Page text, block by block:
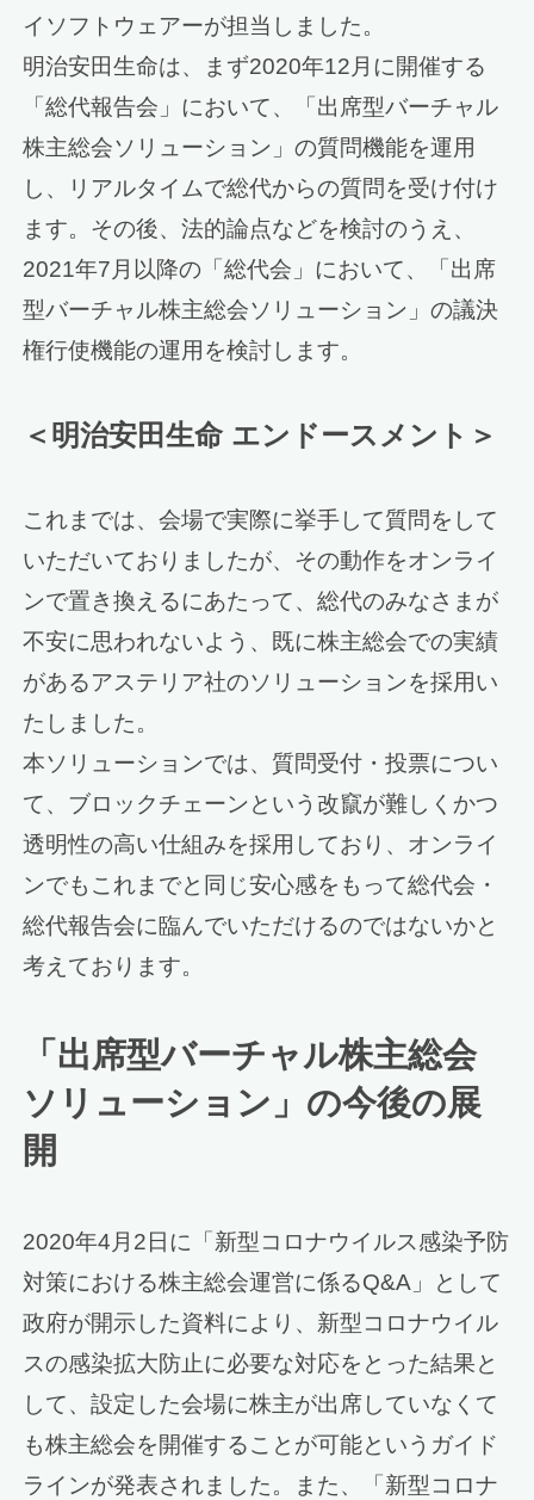
イソフトウェアーが担当しました。
明治安田生命は、まず2020年12月に開催する
「総代報告会」において、「出席型バーチャル
株主総会ソリューション」の質問機能を運用
し、リアルタイムで総代からの質問を受け付け
ます。その後、法的論点などを検討のうえ、
2021年7月以降の「総代会」において、「出席
型バーチャル株主総会ソリューション」の議決
権行使機能の運用を検討します。
＜明治安田生命 エンドースメント＞
これまでは、会場で実際に挙手して質問をして
いただいておりましたが、その動作をオンライ
ンで置き換えるにあたって、総代のみなさまが
不安に思われないよう、既に株主総会での実績
があるアステリア社のソリューションを採用い
たしました。
本ソリューションでは、質問受付・投票につい
て、ブロックチェーンという改竄が難しくかつ
透明性の高い仕組みを採用しており、オンライ
ンでもこれまでと同じ安心感をもって総代会・
総代報告会に臨んでいただけるのではないかと
考えております。
「出席型バーチャル株主総会
ソリューション」の今後の展
開
2020年4月2日に「新型コロナウイルス感染予防
対策における株主総会運営に係るQ&A」として
政府が開示した資料により、新型コロナウイル
スの感染拡大防止に必要な対応をとった結果と
して、設定した会場に株主が出席していなくて
も株主総会を開催することが可能というガイド
ラインが発表されました。また、「新型コロナ